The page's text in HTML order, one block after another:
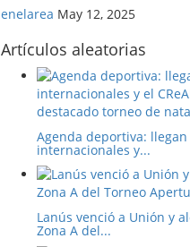
enelarea May 12, 2025
Artículos aleatorias
Agenda deportiva: llegan
internacionales y...
Lanús venció a Unión y
Zona A del...